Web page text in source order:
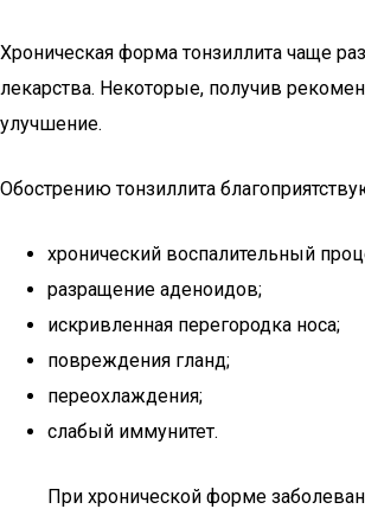
Хроническая форма тонзиллита чаще
лекарства. Некоторые, получив
улучшение.
Обострению тонзиллита
хронический воспалительный
разращение аденоидов;
искривленная перегородка носа;
повреждения гланд;
переохлаждения;
слабый иммунитет.
При хронической форме